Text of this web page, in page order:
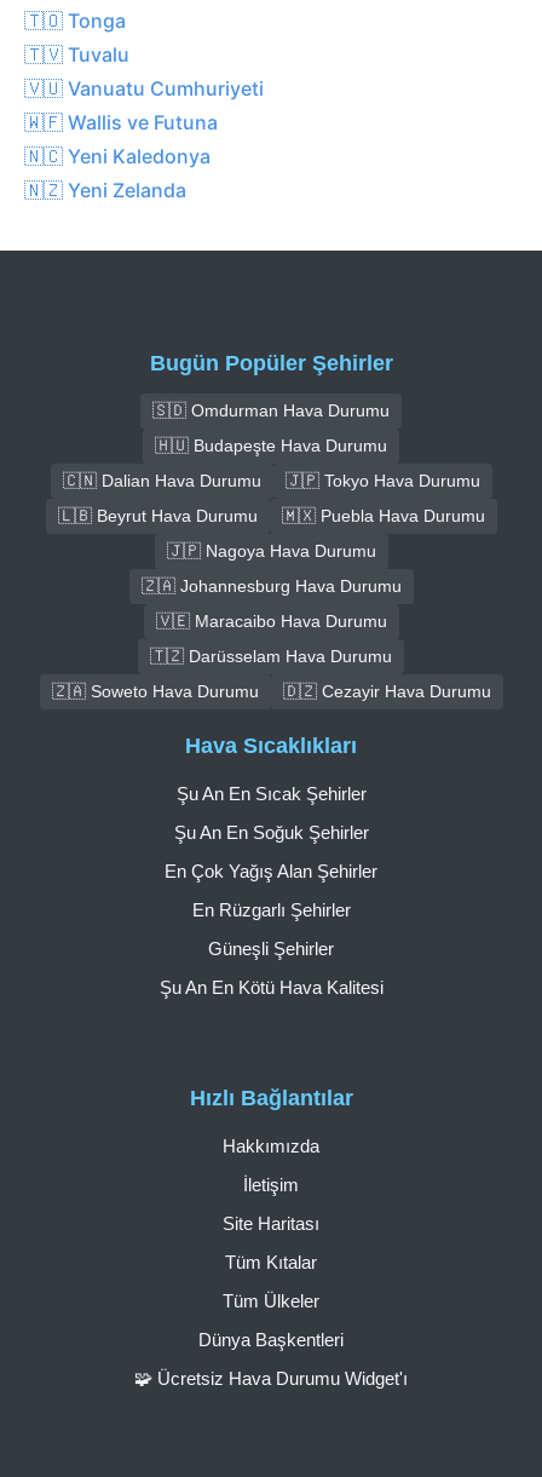
🇹🇴 Tonga
🇹🇻 Tuvalu
🇻🇺 Vanuatu Cumhuriyeti
🇼🇫 Wallis ve Futuna
🇳🇨 Yeni Kaledonya
🇳🇿 Yeni Zelanda
Bugün Popüler Şehirler
🇸🇩 Omdurman Hava Durumu
🇭🇺 Budapeşte Hava Durumu
🇨🇳 Dalian Hava Durumu
🇯🇵 Tokyo Hava Durumu
🇱🇧 Beyrut Hava Durumu
🇲🇽 Puebla Hava Durumu
🇯🇵 Nagoya Hava Durumu
🇿🇦 Johannesburg Hava Durumu
🇻🇪 Maracaibo Hava Durumu
🇹🇿 Darüsselam Hava Durumu
🇿🇦 Soweto Hava Durumu
🇩🇿 Cezayir Hava Durumu
Hızlı Bağlantılar
Hakkımızda
İletişim
Site Haritası
Tüm Kıtalar
Tüm Ülkeler
Dünya Başkentleri
🧩 Ücretsiz Hava Durumu Widget'ı
Hava Sıcaklıkları
Şu An En Sıcak Şehirler
Şu An En Soğuk Şehirler
En Çok Yağış Alan Şehirler
En Rüzgarlı Şehirler
Güneşli Şehirler
Şu An En Kötü Hava Kalitesi